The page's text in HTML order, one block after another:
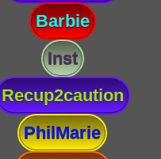
Barbie
Inst
Recup2caution
PhilMarie